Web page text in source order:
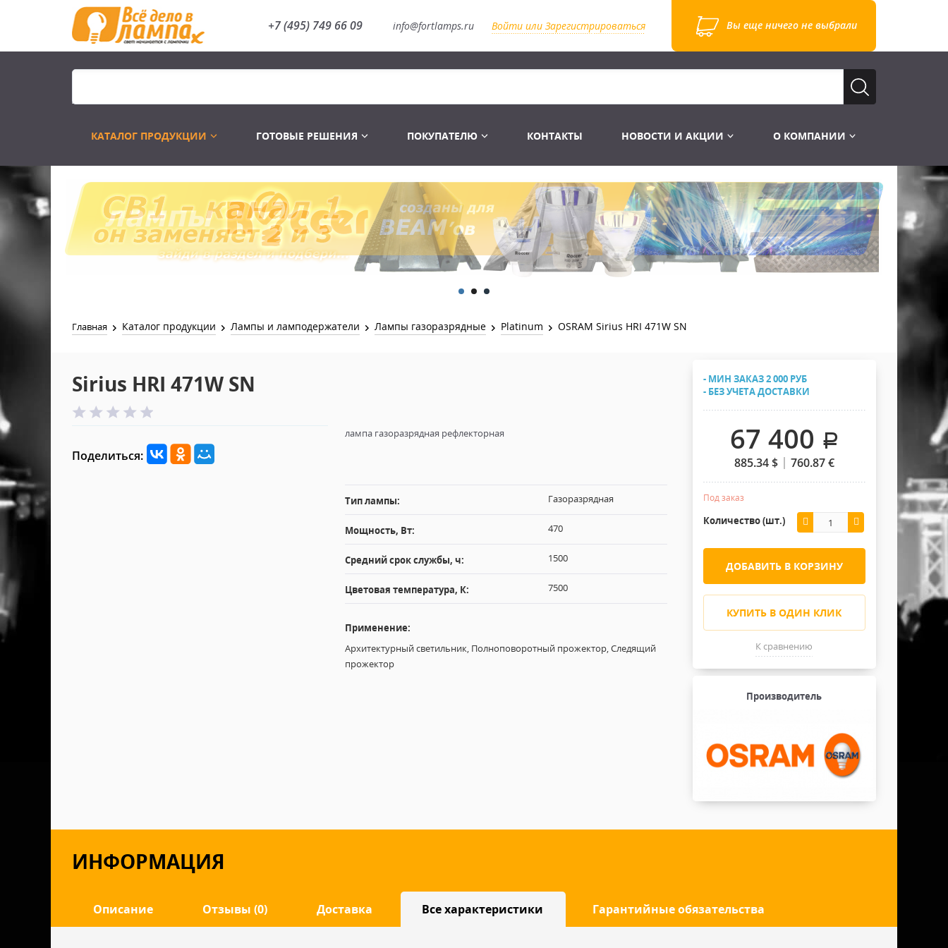
+7 (495) 749 66 09 info@fortlamps.ru Войти или Зарегистрироваться Вы еще ничего не выбрали
КАТАЛОГ ПРОДУКЦИИ
Распродажа
Лампы Винтаж Ретро Декор
Лампы галогенные 6-120 V
Лампы студийные 110-240 V
Лампы-фары PAR
Лампы для бассейна
Лампы газоразрядные
Лампы UV TUV HNS
Лампы видеопроекторные
Пускорегулирующая аппаратура
Распродажа
Перчатки
Сумки и подсумки
Инструменты
Готовые комплекты
Конструктор МИКРОСЦЕНА
Распродажа
Световое оборудование
Аксессуары для света
Звук и Видео
Лебёдки и Аксессуары
Фермы Штативы Стойки
Хомуты Кронштейны Страховка
Защитные чехлы и Кейсы
Распродажа
2х канальные модули
6и канальные модули
Лежачий полицейский ИДН
ГОТОВЫЕ РЕШЕНИЯ ПОКУПАТЕЛЮ КОНТАКТЫ НОВОСТИ И АКЦИИ О КОМПАНИИ
Главная Каталог продукции Лампы и ламподержатели Лампы газоразрядные Platinum OSRAM Sirius HRI 471W SN
Sirius HRI 471W SN
Поделиться:
лампа газоразрядная рефлекторная
Тип лампы: Газоразрядная
Мощность, Вт: 470
Средний срок службы, ч: 1500
Цветовая температура, К: 7500
Применение:
Архитектурный светильник, Полноповоротный прожектор, Следящий
прожектор
- МИН ЗАКАЗ 2 000 РУБ
- БЕЗ УЧЕТА ДОСТАВКИ
67 400 .
885.34$ 760.87€
Под заказ
Количество (шт.)
ДОБАВИТЬ В КОРЗИНУ
КУПИТЬ В ОДИН КЛИК
К сравнению
Производитель
ИНФОРМАЦИЯ
Описание Отзывы (0) Доставка Все характеристики Гарантийные обязательства